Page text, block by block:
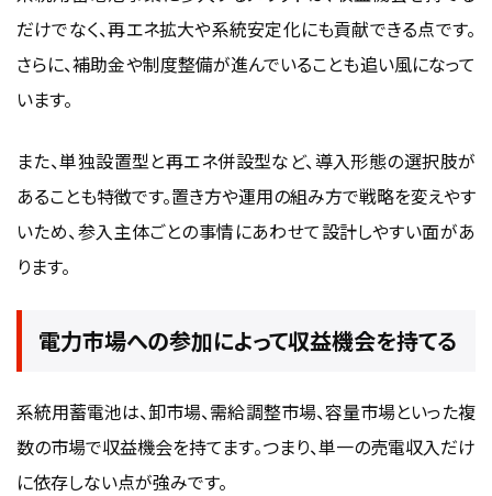
だけでなく、再エネ拡大や系統安定化にも貢献できる点です。
さらに、補助金や制度整備が進んでいることも追い風になって
います。
また、単独設置型と再エネ併設型など、導入形態の選択肢が
あることも特徴です。置き方や運用の組み方で戦略を変えやす
いため、参入主体ごとの事情にあわせて設計しやすい面があ
ります。
電力市場への参加によって収益機会を持てる
系統用蓄電池は、卸市場、需給調整市場、容量市場といった複
数の市場で収益機会を持てます。つまり、単一の売電収入だけ
に依存しない点が強みです。